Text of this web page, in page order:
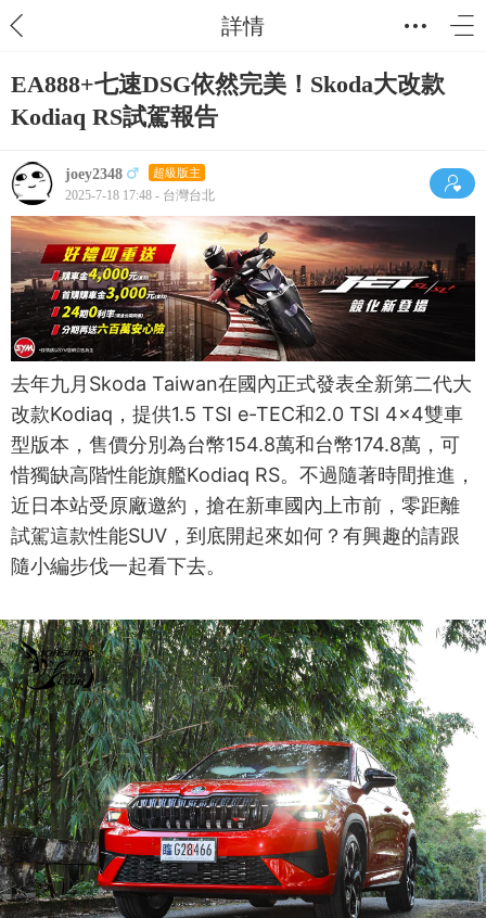
詳情
EA888+七速DSG依然完美！Skoda大改款
Kodiaq RS試駕報告
joey2348 超級版主
2025-7-18 17:48 - 台灣台北
去年九月Skoda Taiwan在國內正式發表全新第二代大
改款Kodiaq，提供1.5 TSI e-TEC和2.0 TSI 4x4雙車
型版本，售價分別為台幣154.8萬和台幣174.8萬，可
惜獨缺高階性能旗艦Kodiaq RS。不過隨著時間推進，
近日本站受原廠邀約，搶在新車國內上市前，零距離
試駕這款性能SUV，到底開起來如何？有興趣的請跟
隨小編步伐一起看下去。